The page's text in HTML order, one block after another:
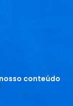
conteúdo